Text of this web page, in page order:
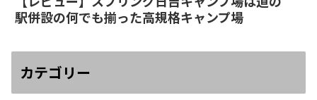
駅併設の何でも揃った高規格キャンプ場
カテゴリー